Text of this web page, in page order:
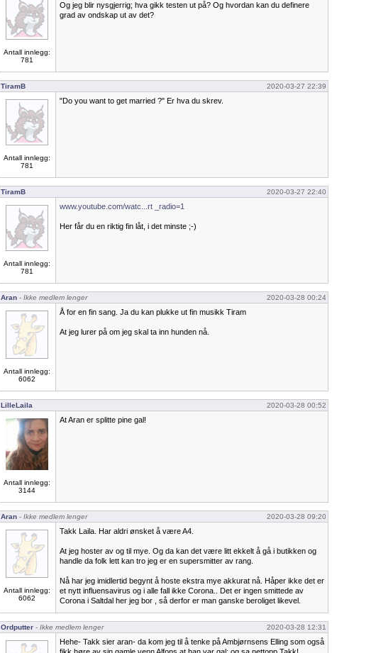
Antall innlegg:
781
Og jeg blir nysgjerrig; hva gikk testen ut på? Og hvordan kan du definere
grad av ondskap ut av det?
TiramB 2020-03-27 22:39
Antall innlegg:
781
"Do you want to get married ?" Er hva du skrev.
TiramB 2020-03-27 22:40
Antall innlegg:
781
www.youtube.com/watc...rt _radio=1
Her får du en riktig fin låt, i det minste ;-)
Aran - Ikke medlem lenger 2020-03-28 00:24
Antall innlegg:
6062
Å for en fin sang. Ja du kan plukke ut fin musikk Tiram
At jeg lurer på om jeg skal ta inn hunden nå.
LilleLaila 2020-03-28 00:52
Antall innlegg:
3144
At Aran er splitte pine gal!
Aran - Ikke medlem lenger 2020-03-28 09:20
Antall innlegg:
6062
Takk Laila. Har aldri ønsket å være A4.
At jeg hoster av og til mye. Og da kan det være litt ekkelt å gå i butikken og
handle da folk lett kan tro jeg er en supersmitter av rang.
Nå har jeg imidlertid begynt å hoste ekstra mye akkurat nå. Håper ikke det er
et nytt influensavirus og i alle fall ikke Corona.. Det er ingen smittede av
Corona i Saltdal her jeg bor , så derfor er man ganske beroliget likevel.
Ordputter - Ikke medlem lenger 2020-03-28 12:31
Hehe- Takk sier aran- da kom jeg til å tenke på Ambjørnsens Elling som også